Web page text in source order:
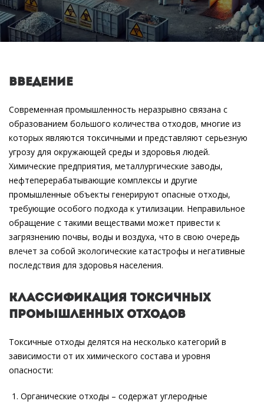
Введение
Современная промышленность неразрывно связана с
образованием большого количества отходов, многие из
которых являются токсичными и представляют серьезную
угрозу для окружающей среды и здоровья людей.
Химические предприятия, металлургические заводы,
нефтеперерабатывающие комплексы и другие
промышленные объекты генерируют опасные отходы,
требующие особого подхода к утилизации. Неправильное
обращение с такими веществами может привести к
загрязнению почвы, воды и воздуха, что в свою очередь
влечет за собой экологические катастрофы и негативные
последствия для здоровья населения.
Классификация токсичных
промышленных отходов
Токсичные отходы делятся на несколько категорий в
зависимости от их химического состава и уровня
опасности:
Органические отходы – содержат углеродные